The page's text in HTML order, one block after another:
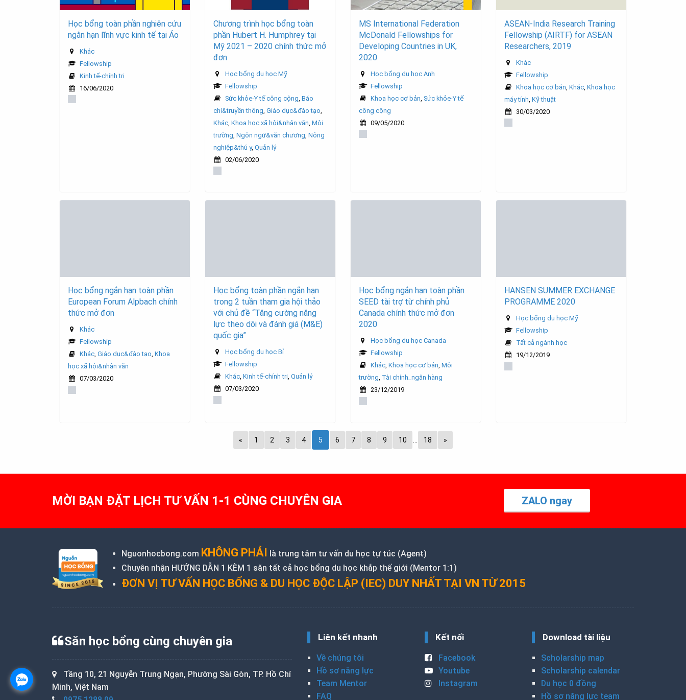
Học bổng toàn phần nghiên cứu
ngắn hạn lĩnh vực kinh tế tại Áo
Khác
Fellowship
Kinh tế-chính trị
16/06/2020
Chương trình học bổng toàn
phần Hubert H. Humphrey tại
Mỹ 2021 – 2020 chính thức mở
đơn
Học bổng du học Mỹ
Fellowship
Sức khỏe-Y tế công cộng Báo
chí&truyền thông Giáo dục&đào tạo
Khác Khoa học xã hội&nhân văn Môi
trường Ngôn ngữ&văn chương Nông
nghiệp&thú y, Quản lý
02/06/2020
MS International Federation
McDonald Fellowships for
Developing Countries in UK,
2020
Học bổng du học Anh
Fellowship
Khoa học cơ bản Sức khỏe-Y tế
công cộng
09/05/2020
ASEAN-India Research Training
Fellowship (AIRTF) for ASEAN
Researchers, 2019
Khác
Fellowship
Khoa học cơ bản Khác Khoa học
máy tính Kỹ thuật
30/03/2020
Học bổng ngắn hạn toàn phần
European Forum Alpbach chính
thức mở đơn
Khác
Fellowship
Khác, Giáo dục&đào tạo, Khoa
học xã hội&nhân văn
07/03/2020
Học bổng toàn phần ngắn hạn
trong 2 tuần tham gia hội thảo
với chủ đề “Tăng cường năng
lực theo dõi và đánh giá (M&E)
quốc gia”
Học bổng du học Bỉ
Fellowship
Khác, Kinh tế-chính trị, Quản lý
07/03/2020
Học bổng ngắn hạn toàn phần
SEED tài trợ từ chính phủ
Canada chính thức mở đơn
2020
Học bổng du học Canada
Fellowship
Khác, Khoa học cơ bản, Môi
trường, Tài chính_ngân hàng
23/12/2019
HANSEN SUMMER EXCHANGE
PROGRAMME 2020
Học bổng du học Mỹ
Fellowship
Tất cả ngành học
19/12/2019
« 1 2 3 4 5 6 7 8 9 10 18 »
MỜI BẠN ĐẶT LỊCH TƯ VẤN 1-1 CÙNG CHUYÊN GIA ZALO ngay
Nguonhocbong.com KHÔNG PHẢI là trung tâm tư vấn du học tự túc (Agent)
Chuyên nhận HƯỚNG DẪN 1 KÈM 1 săn tất cả học bổng du học khắp thế giới (Mentor 1:1)
ĐƠN VỊ TƯ VẤN HỌC BỔNG & DU HỌC ĐỘC LẬP (IEC) DUY NHẤT TẠI VN TỪ 2015
Săn học bổng cùng chuyên gia
Tầng 10, 21 Nguyễn Trung Ngạn, Phường Sài Gòn, TP. Hồ Chí
Minh, Việt Nam
Liên kết nhanh
Về chúng tôi
Hồ sơ năng lực
Team Mentor
FAQ
Kết nối
Facebook
Youtube
Instagram
Download tài liệu
Scholarship map
Scholarship calendar
Du học 0 đồng
Hồ sơ năng lực team